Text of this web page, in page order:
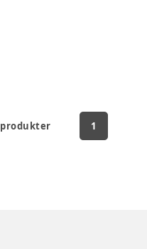
produkter 1